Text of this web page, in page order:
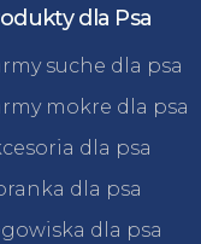
dla Psa
suche dla psa
mokre dla psa
dla psa
dla psa
dla psa